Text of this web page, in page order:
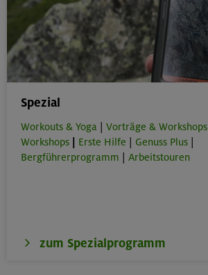
Spezial
Workouts & Yoga Vorträge & Workshops
Workshops
Erste Hilfe Genuss Plus
Bergführerprogramm
Arbeitstouren
zum Spezialprogramm